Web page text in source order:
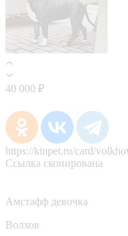
40 000 ₽
https://kinpet.ru/card/
Ссылка скопирована
Амстафф девочка
Волхов